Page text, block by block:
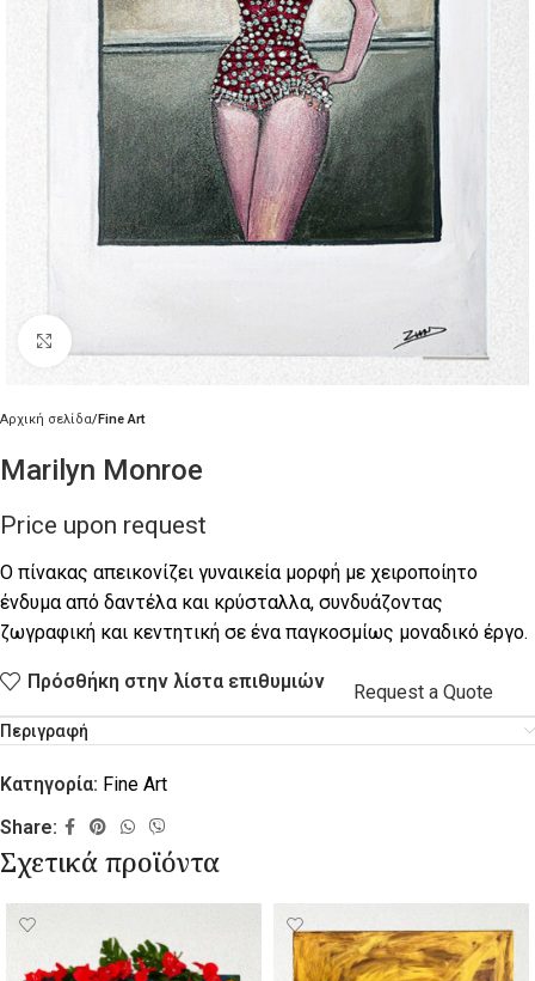
Αρχική σελίδα Fine Art
Marilyn Monroe
Price upon request
Ο πίνακας απεικονίζει γυναικεία μορφή με χειροποίητο
ένδυμα από δαντέλα και κρύσταλλα, συνδυάζοντας
ζωγραφική και κεντητική σε ένα παγκοσμίως μοναδικό έργο.
Πρόσθήκη στην λίστα επιθυμιών Request a Quote
Περιγραφή
Κατηγορία: Fine Art
Share:
Σχετικά προϊόντα